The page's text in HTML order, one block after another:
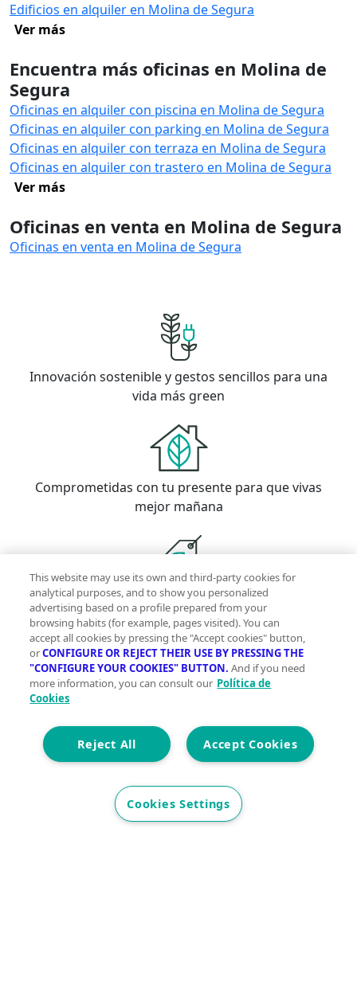
Edificios en alquiler en Molina de Segura
Ver más
Encuentra más oficinas en Molina de
Segura
Oficinas en alquiler con piscina en Molina de Segura
Oficinas en alquiler con parking en Molina de Segura
Oficinas en alquiler con terraza en Molina de Segura
Oficinas en alquiler con trastero en Molina de Segura
Ver más
Oficinas en venta en Molina de Segura
Oficinas en venta en Molina de Segura
Innovación sostenible y gestos sencillos para una
vida más green
Comprometidas con tu presente para que vivas
mejor mañana
Con la garantía de contar con profesionales
verificados
Descubre vivegreen.com
Inmuebles
Síguenos
hola@vivegreen.com
This website may use its own and third-party cookies for
analytical purposes, and to show you personalized
advertising based on a profile prepared from your
browsing habits (for example, pages visited). You can
accept all cookies by pressing the "Accept cookies" button,
orCONFIGURE OR REJECT THEIR USE BY PRESSING THE
"CONFIGURE YOUR COOKIES" BUTTON. And if you need
more information, you can consult our Política de
Cookies
Accept Cookies
Reject All
Cookies Settings